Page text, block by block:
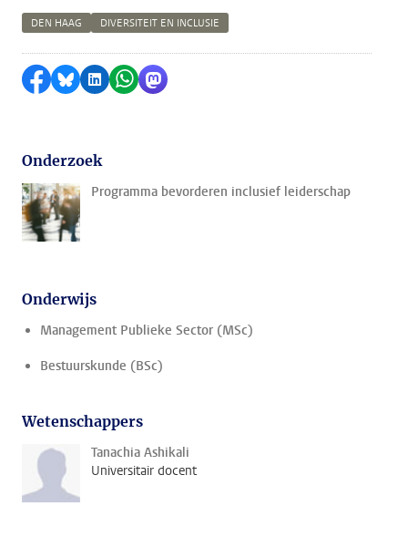
DEN HAAG DIVERSITEIT EN INCLUSIE
Delen op Facebook
Delen via Bluesky
Delen op LinkedIn
Delen via WhatsApp
Delen via Mastodon
Onderzoek
Programma bevorderen inclusief leiderschap
Onderwijs
Management Publieke Sector (MSc)
Bestuurskunde (BSc)
Wetenschappers
Tanachia Ashikali
Universitair docent